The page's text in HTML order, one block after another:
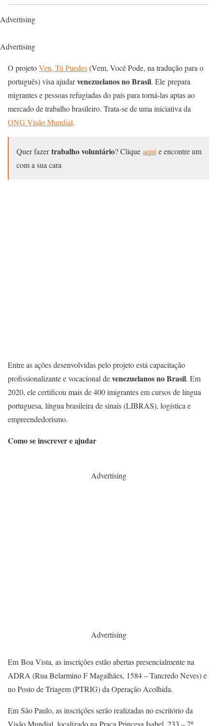
Advertising
Advertising
O projetoVen, Tú Puedes(Vem, Você Pode, na tradução para o
português) visa ajudarvenezuelanos no Brasil. Ele prepara
migrantes e pessoas refugiadas do país para torná-las aptas ao
mercado de trabalho brasileiro. Trata-se de uma iniciativa da
ONG Visão Mundial.
Quer fazertrabalho voluntário? Clique aqui e encontre um
com a sua cara
Entre as ações desenvolvidas pelo projeto está capacitação
profissionalizante e vocacional devenezuelanos no Brasil. Em
2020, ele certificou mais de 400 imigrantes em cursos de língua
portuguesa, língua brasileira de sinais (LIBRAS), logística e
empreendedorismo.
Como se inscrever e ajudar
Advertising
Advertising
Em Boa Vista, as inscrições estão abertas presencialmente na
ADRA (Rua Belarmino F Magalhães, 1584 – Tancredo Neves) e
no Posto de Triagem (PTRIG) da Operação Acolhida.
Em São Paulo, as inscrições serão realizadas no escritório da
Visão Mundial, localizado na Praça Princesa Isabel, 233 – 7º